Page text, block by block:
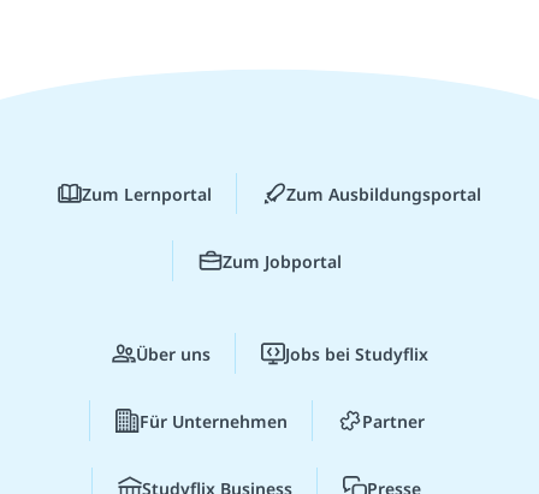
Zum Lernportal Zum Ausbildungsportal
Zum Jobportal
Über uns Jobs bei Studyflix
Für Unternehmen Partner
Studyflix Business Presse